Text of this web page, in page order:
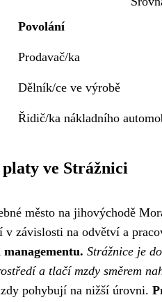
Povolání
Prodavač/ka
Dělník/ce ve výrobě
Řidič/ka nákladního
ve Strážnici
město na jihovýchodě
v závislosti na odvětví a
Strážnice je
a tlačí mzdy směrem
pohybují na nižší úrovni.